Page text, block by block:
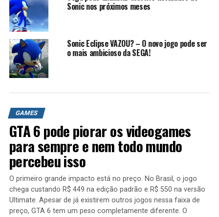
METAL SONIC
METAL SONIC VS SONIC
MORTE DE MEGAMAN
NOVO MEGA MAN
PLANETA SONIC
RKPLAY
ROBERTO ROCKMAN ROCKMAN ZERO
RPG
SAGA MEGA MAN ZERO
SAGA MEGAMAN ZERO
SAGA MEGAMAN ZX
SONIC E TAILS
SONIC MANIA PLUS METAL SONIC
VIDEOGAMES
ZERO ZX
UP NEXT
SONIC PARA NINTENDO | HISTORIA DE Sonic The
Hedgehog (NES)
DON'T MISS
Batman vai aparecer em Titãs (mais ou menos!)
Sonic nos próximos meses
Sonic Eclipse VAZOU? – O novo jogo pode ser
o mais ambicioso da SEGA!
GAMES
GTA 6 pode piorar os videogames
para sempre e nem todo mundo
percebeu isso
O primeiro grande impacto está no preço. No Brasil, o jogo
chega custando R$ 449 na edição padrão e R$ 550 na versão
Ultimate. Apesar de já existirem outros jogos nessa faixa de
preço, GTA 6 tem um peso completamente diferente. O